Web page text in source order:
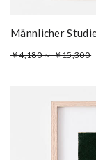
Männlicher
￥4,180 ～ ￥15,300